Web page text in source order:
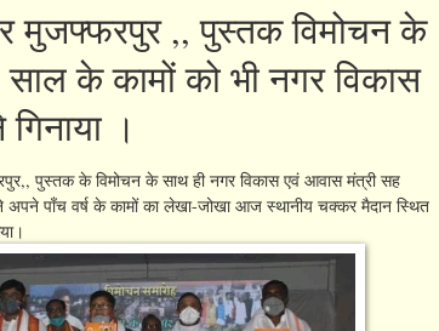
मुजफ्फरपुर ,, पुस्तक विमोचन के
के कामों को भी नगर विकास
।
पुस्तक के विमोचन के साथ ही नगर विकास एवं आवास मंत्री सह
अपने पाँच वर्ष के कामों का लेखा-जोखा आज स्थानीय चक्कर मैदान स्थित